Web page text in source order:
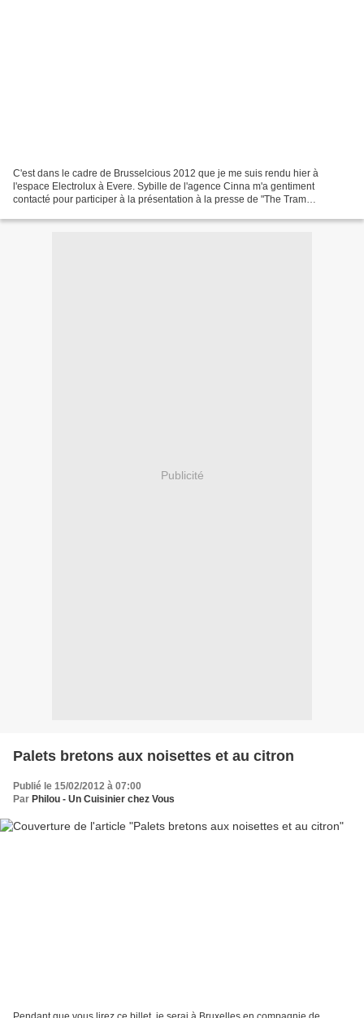
C'est dans le cadre de Brusselcious 2012 que je me suis rendu hier à
l'espace Electrolux à Evere. Sybille de l'agence Cinna m'a gentiment
contacté pour participer à la présentation à la presse de "The Tram
Publicité
Palets bretons aux noisettes et au citron
Publié le 15/02/2012 à 07:00
Par Philou - Un Cuisinier chez Vous